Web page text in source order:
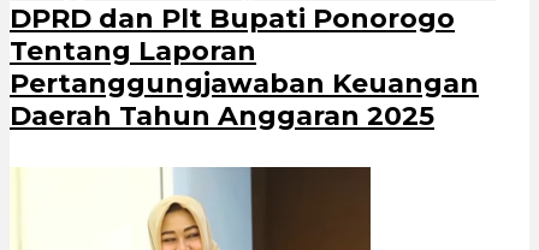
DPRD dan Plt Bupati Ponorogo
Tentang Laporan
Pertanggungjawaban Keuangan
Daerah Tahun Anggaran 2025